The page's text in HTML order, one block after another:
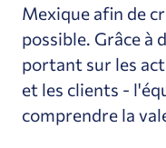
Mexique afin de
possible. Grâce à
portant sur les
et les clients -
comprendre la